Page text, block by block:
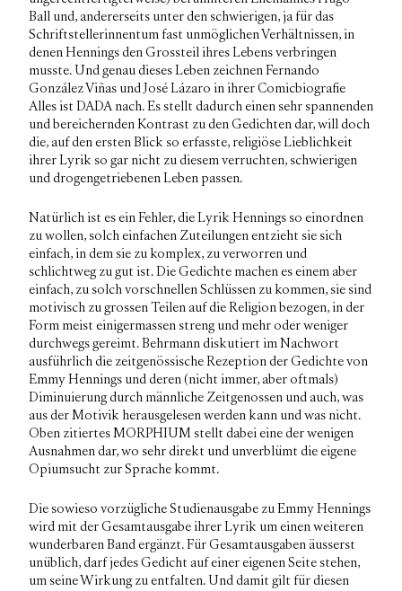
Ball und, andererseits unter den schwierigen, ja für das
Schriftstellerinnentum fast unmöglichen Verhältnissen, in
denen Hennings den Grossteil ihres Lebens verbringen
musste. Und genau dieses Leben zeichnen Fernando
González Viñas und José Lázaro in ihrer Comicbiografie
Alles ist DADA nach. Es stellt dadurch einen sehr spannenden
und bereichernden Kontrast zu den Gedichten dar, will doch
die, auf den ersten Blick so erfasste, religiöse Lieblichkeit
ihrer Lyrik so gar nicht zu diesem verruchten, schwierigen
und drogengetriebenen Leben passen.
Natürlich ist es ein Fehler, die Lyrik Hennings so einordnen
zu wollen, solch einfachen Zuteilungen entzieht sie sich
einfach, in dem sie zu komplex, zu verworren und
schlichtweg zu gut ist. Die Gedichte machen es einem aber
einfach, zu solch vorschnellen Schlüssen zu kommen, sie sind
motivisch zu grossen Teilen auf die Religion bezogen, in der
Form meist einigermassen streng und mehr oder weniger
durchwegs gereimt. Behrmann diskutiert im Nachwort
ausführlich die zeitgenössische Rezeption der Gedichte von
Emmy Hennings und deren (nicht immer, aber oftmals)
Diminuierung durch männliche Zeitgenossen und auch, was
aus der Motivik herausgelesen werden kann und was nicht.
Oben zitiertes MORPHIUM stellt dabei eine der wenigen
Ausnahmen dar, wo sehr direkt und unverblümt die eigene
Opiumsucht zur Sprache kommt.
Die sowieso vorzügliche Studienausgabe zu Emmy Hennings
wird mit der Gesamtausgabe ihrer Lyrik um einen weiteren
wunderbaren Band ergänzt. Für Gesamtausgaben äusserst
unüblich, darf jedes Gedicht auf einer eigenen Seite stehen,
um seine Wirkung zu entfalten. Und damit gilt für diesen